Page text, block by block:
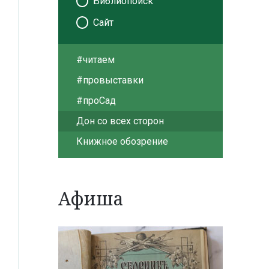
Сайт
#читаем
#провыставки
#проСад
Дон со всех сторон
Книжное обозрение
Афиша